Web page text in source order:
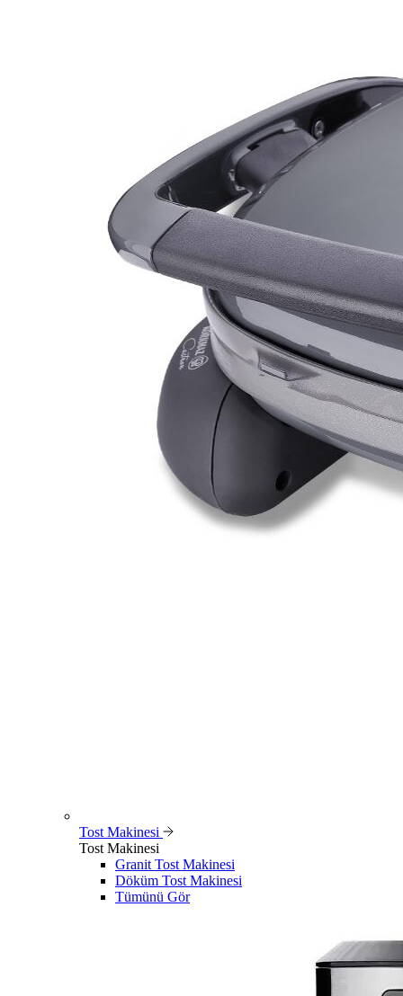
Tost Makinesi
Tost Makinesi
Granit Tost Makinesi
Döküm Tost Makinesi
Tümünü Gör